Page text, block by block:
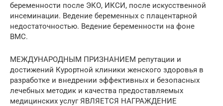
беременности после ЭКО, ИКСИ, после искусственной
инсеминации. Ведение беременных с плацентарной
недостаточностью. Ведение беременности на фоне
ВМС.
МЕЖДУНАРОДНЫМ ПРИЗНАНИЕМ репутации и
достижений Курортной клиники женского здоровья в
разработке и внедрении эффективных и безопасных
лечебных методик и качества предоставляемых
медицинских услуг ЯВЛЯЕТСЯ НАГРАЖДЕНИЕ